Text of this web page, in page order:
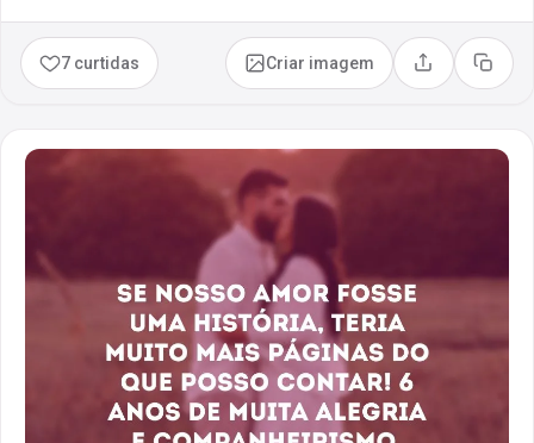
7 curtidas Criar imagem Compartilhar
Copiar